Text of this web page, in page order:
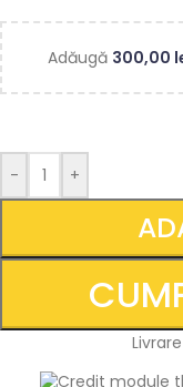
Adăugă 300,00
- +